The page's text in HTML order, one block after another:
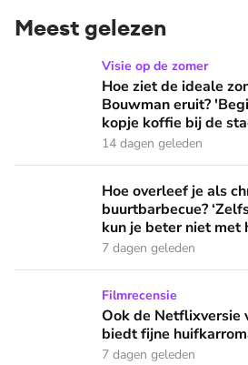
Meest gelezen
Hoe ziet de ideale zomerdag van
Visie op de zomer
Hoe ziet de ideale
Bouwman eruit?
kopje koffie bij de
14 dagen geleden
Hoe overleef je als christen de
Hoe overleef je als
buurtbarbecue?
kun je beter niet met
7 dagen geleden
Ook de Netflixversie van ‘Het
Filmrecensie
Ook de Netflixversie
biedt fijne
7 dagen geleden